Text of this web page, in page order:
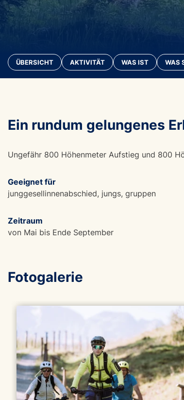
ÜBERSICHT AKTIVITÄT WAS IST WAS
Ein rundum gelungenes
Ungefähr 800 Höhenmeter Aufstieg und 800
Geeignet für
junggesellinnenabschied, jungs, gruppen
Zeitraum
von Mai bis Ende September
Fotogalerie